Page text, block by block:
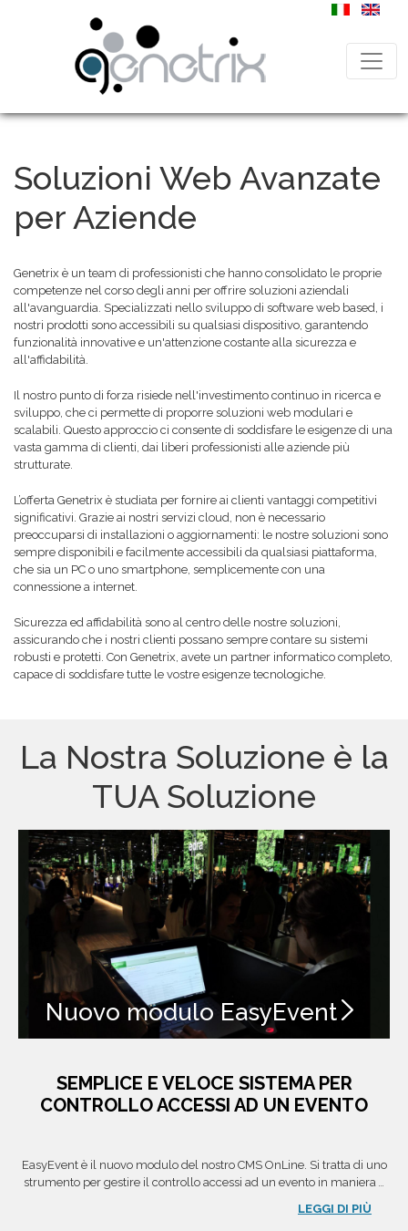
Soluzioni Web Avanzate
per Aziende
Genetrix è un team di professionisti che hanno consolidato le proprie
competenze nel corso degli anni per offrire soluzioni aziendali
all'avanguardia. Specializzati nello sviluppo di software web based, i
nostri prodotti sono accessibili su qualsiasi dispositivo, garantendo
funzionalità innovative e un'attenzione costante alla sicurezza e
all'affidabilità.
Il nostro punto di forza risiede nell'investimento continuo in ricerca e
sviluppo, che ci permette di proporre soluzioni web modulari e
scalabili. Questo approccio ci consente di soddisfare le esigenze di una
vasta gamma di clienti, dai liberi professionisti alle aziende più
strutturate.
L’offerta Genetrix è studiata per fornire ai clienti vantaggi competitivi
significativi. Grazie ai nostri servizi cloud, non è necessario
preoccuparsi di installazioni o aggiornamenti: le nostre soluzioni sono
sempre disponibili e facilmente accessibili da qualsiasi piattaforma,
che sia un PC o uno smartphone, semplicemente con una
connessione a internet.
Sicurezza ed affidabilità sono al centro delle nostre soluzioni,
assicurando che i nostri clienti possano sempre contare su sistemi
robusti e protetti. Con Genetrix, avete un partner informatico completo,
capace di soddisfare tutte le vostre esigenze tecnologiche.
La Nostra Soluzione è la
TUA Soluzione
Nuovo modulo EasyEvent
SEMPLICE E VELOCE SISTEMA PER
CONTROLLO ACCESSI AD UN EVENTO
EasyEvent è il nuovo modulo del nostro CMS OnLine. Si tratta di uno
strumento per gestire il controllo accessi ad un evento in maniera ...
LEGGI DI PIÙ